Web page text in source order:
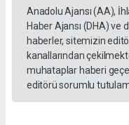
Anadolu Ajansı (AA),
Haber Ajansı (DHA) ve
haberler, sitemizin
kanallarından
muhataplar haberi
editörü sorumlu